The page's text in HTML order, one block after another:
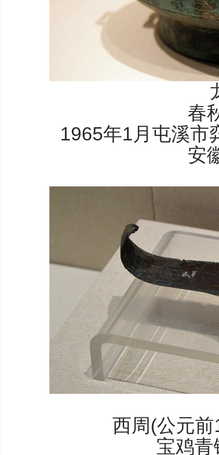
春
1965年1月屯溪市
安
西周(公元
宝鸡